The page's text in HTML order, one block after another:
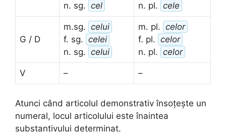
n. sg. cel
n. pl. cele
G / D
m.sg. celui
f. sg. celei
n. sg. celui
m. pl. celor
f. pl. celor
n. pl. celor
V – –
Atunci când articolul demonstrativ însoțește un
numeral, locul articolului este înaintea
substantivului determinat.